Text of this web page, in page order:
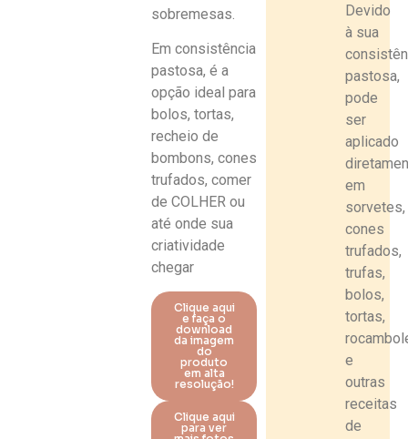
sobremesas.
Em consistência
pastosa, é a
opção ideal para
bolos, tortas,
recheio de
bombons, cones
trufados, comer
de COLHER ou
até onde sua
criatividade
chegar
Clique aqui
e faça o
download
da imagem
do
produto
em alta
resolução!
Clique aqui
para ver
Devido
à sua
pastosa,
pode
ser
aplicado
em
sorvetes,
cones
trufados,
trufas,
bolos,
tortas,
e
outras
receitas
de